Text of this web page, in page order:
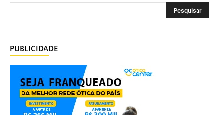
PUBLICIDADE